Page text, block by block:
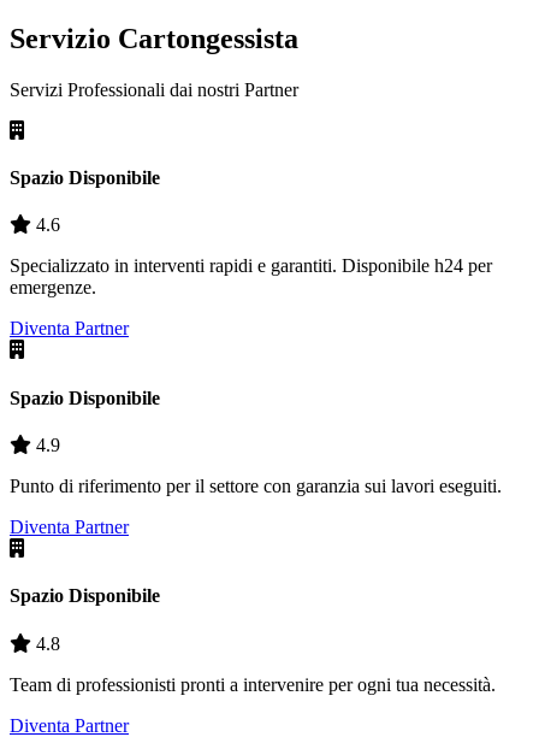
Servizio Cartongessista
Servizi Professionali dai nostri Partner
Spazio Disponibile
4.6
Specializzato in interventi rapidi e garantiti. Disponibile h24 per
emergenze.
Diventa Partner
Spazio Disponibile
4.9
Punto di riferimento per il settore con garanzia sui lavori eseguiti.
Diventa Partner
Spazio Disponibile
4.8
Team di professionisti pronti a intervenire per ogni tua necessità.
Diventa Partner